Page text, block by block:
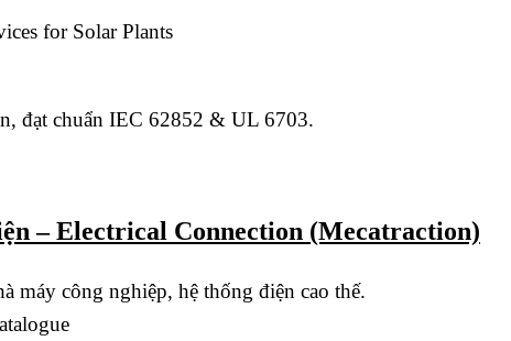
for Solar Plants
đạt chuẩn IEC 62852 & UL 6703.
– Electrical Connection (Mecatraction)
máy công nghiệp, hệ thống điện cao thế.